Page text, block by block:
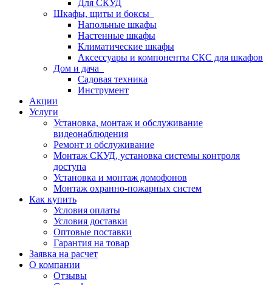
Для СКУД
Шкафы, щиты и боксы
Напольные шкафы
Настенные шкафы
Климатические шкафы
Аксессуары и компоненты СКС для шкафов
Дом и дача
Садовая техника
Инструмент
Акции
Услуги
Установка, монтаж и обслуживание
видеонаблюдения
Ремонт и обслуживание
Монтаж СКУД, установка системы контроля
доступа
Установка и монтаж домофонов
Монтаж охранно-пожарных систем
Как купить
Условия оплаты
Условия доставки
Оптовые поставки
Гарантия на товар
Заявка на расчет
О компании
Отзывы